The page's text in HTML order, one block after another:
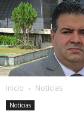
Inicio Notícias
Notícias